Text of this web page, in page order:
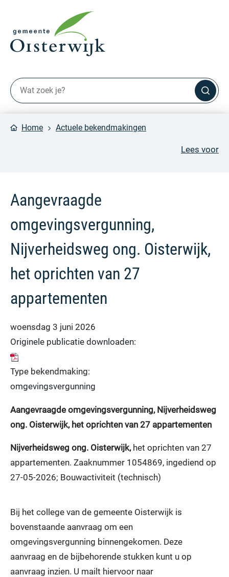
Home Actuele bekendmakingen
Lees voor
Aangevraagde
omgevingsvergunning,
Nijverheidsweg ong. Oisterwijk,
het oprichten van 27
appartementen
woensdag 3 juni 2026
Originele publicatie downloaden:
Type bekendmaking:
omgevingsvergunning
Aangevraagde omgevingsvergunning, Nijverheidsweg
ong. Oisterwijk, het oprichten van 27 appartementen
Nijverheidsweg ong. Oisterwijk, het oprichten van 27
appartementen. Zaaknummer 1054869, ingediend op
27-05-2026; Bouwactiviteit (technisch)
Bij het college van de gemeente Oisterwijk is
bovenstaande aanvraag om een
omgevingsvergunning binnengekomen. Deze
aanvraag en de bijbehorende stukken kunt u op
aanvraag inzien. U mailt hiervoor naar